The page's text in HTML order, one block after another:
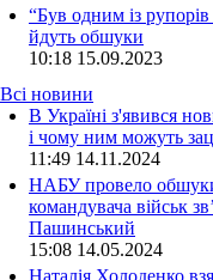
“Був одним із
йдуть обшуки
10:18 15.09.2023
Всі новини
В Україні з'явився
і чому ним можуть
11:49 14.11.2024
НАБУ провело
командувача військ
Пашинський
15:08 14.05.2024
Наталія Холоденко